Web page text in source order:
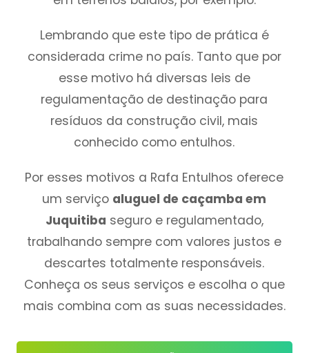
Lembrando que este tipo de prática é
considerada crime no país. Tanto que por
esse motivo há diversas leis de
regulamentação de destinação para
resíduos da construção civil, mais
conhecido como entulhos.
Por esses motivos a Rafa Entulhos oferece
um serviço aluguel de caçamba em
Juquitiba seguro e regulamentado,
trabalhando sempre com valores justos e
descartes totalmente responsáveis.
Conheça os seus serviços e escolha o que
mais combina com as suas necessidades.